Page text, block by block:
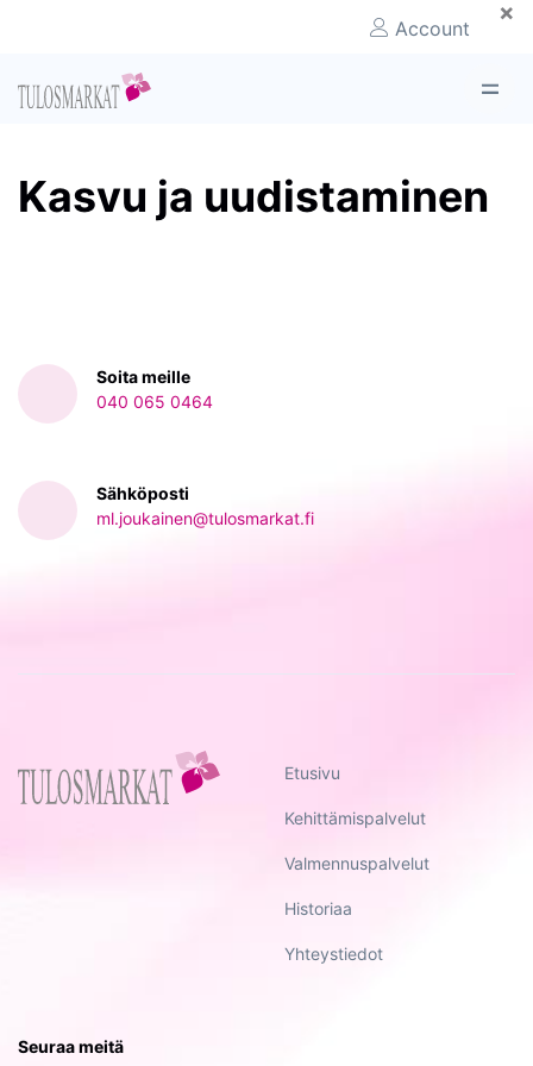
×
Account
Kasvu ja uudistaminen
Soita meille
040 065 0464‬
Sähköposti
ml.joukainen@tulosmarkat.fi
Etusivu
Kehittämispalvelut
Valmennuspalvelut
Historiaa
Yhteystiedot
Seuraa meitä